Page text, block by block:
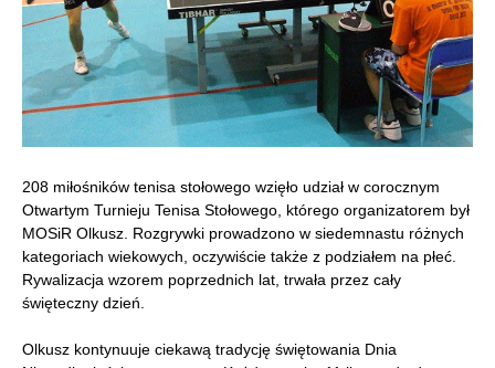
208 miłośników tenisa stołowego wzięło udział w corocznym
Otwartym Turnieju Tenisa Stołowego, którego organizatorem był
MOSiR Olkusz. Rozgrywki prowadzono w siedemnastu różnych
kategoriach wiekowych, oczywiście także z podziałem na płeć.
Rywalizacja wzorem poprzednich lat, trwała przez cały
święteczny dzień.
Olkusz kontynuuje ciekawą tradycję świętowania Dnia